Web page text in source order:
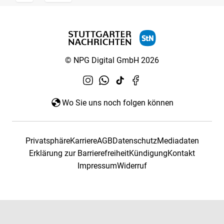
© NPG Digital GmbH 2026
Wo Sie uns noch folgen können
PrivatsphäreKarriereAGBDatenschutzMediadaten
Erklärung zur BarrierefreiheitKündigungKontakt
ImpressumWiderruf